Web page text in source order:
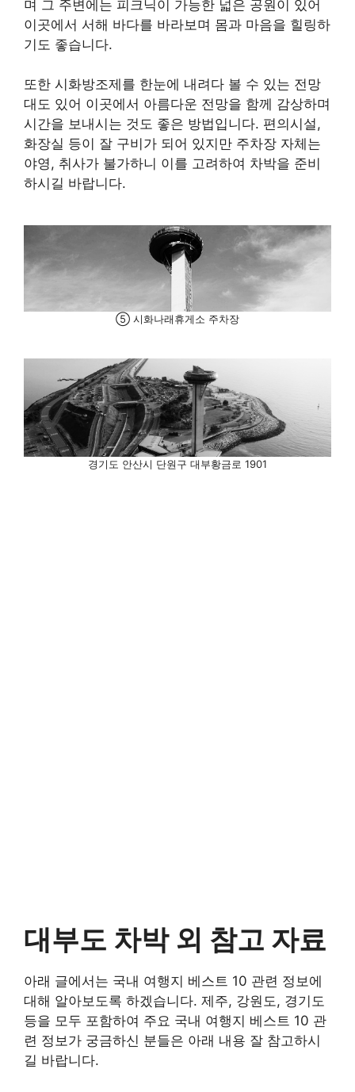
며 그 주변에는 피크닉이 가능한 넓은 공원이 있어
이곳에서 서해 바다를 바라보며 몸과 마음을 힐링하
기도 좋습니다.
또한 시화방조제를 한눈에 내려다 볼 수 있는 전망
대도 있어 이곳에서 아름다운 전망을 함께 감상하며
시간을 보내시는 것도 좋은 방법입니다. 편의시설,
화장실 등이 잘 구비가 되어 있지만 주차장 자체는
야영, 취사가 불가하니 이를 고려하여 차박을 준비
하시길 바랍니다.
⑤ 시화나래휴게소 주차장
경기도 안산시 단원구 대부황금로 1901
대부도 차박 외 참고 자료
아래 글에서는 국내 여행지 베스트 10 관련 정보에
대해 알아보도록 하겠습니다. 제주, 강원도, 경기도
등을 모두 포함하여 주요 국내 여행지 베스트 10 관
련 정보가 궁금하신 분들은 아래 내용 잘 참고하시
길 바랍니다.